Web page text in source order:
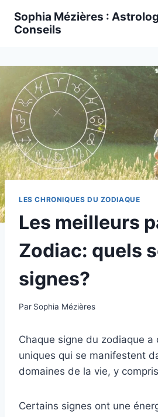
Sophia Mézières :
Conseils
LES CHRONIQUES DU ZODIAQUE
Les meilleurs
Zodiac: quels
signes?
Par Sophia Mézières
Chaque signe du zodiaque a
uniques qui se manifestent
domaines de la vie, y
Certains signes ont une